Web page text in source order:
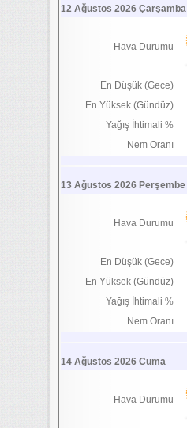
12 Ağustos 2026 Çarşamba
Hava Durumu
En Düşük (Gece)
En Yüksek (Gündüz)
Yağış İhtimali %
Nem Oranı
13 Ağustos 2026 Perşembe
Hava Durumu
En Düşük (Gece)
En Yüksek (Gündüz)
Yağış İhtimali %
Nem Oranı
14 Ağustos 2026 Cuma
Hava Durumu